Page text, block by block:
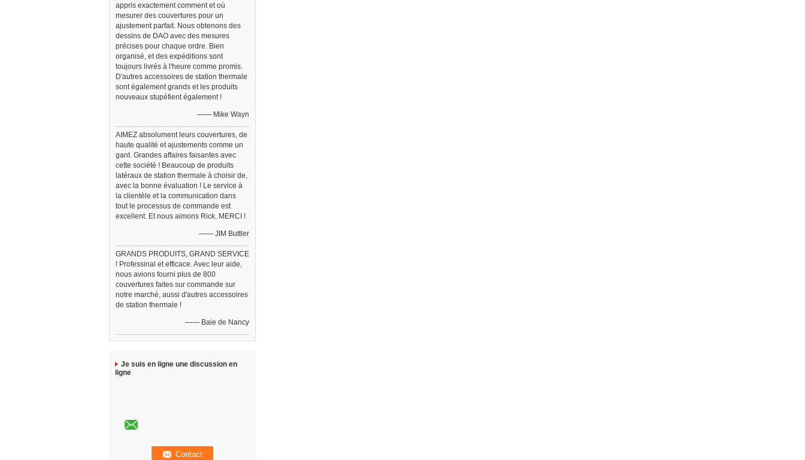
appris exactement comment et où
mesurer des couvertures pour un
ajustement parfait. Nous obtenons des
dessins de DAO avec des mesures
précises pour chaque ordre. Bien
organisé, et des expéditions sont
toujours livrés à l'heure comme promis.
D'autres accessoires de station thermale
sont également grands et les produits
nouveaux stupéfient également !
—— Mike Wayn
AIMEZ absolument leurs couvertures, de
haute qualité et ajustements comme un
gant. Grandes affaires faisantes avec
cette société ! Beaucoup de produits
latéraux de station thermale à choisir de,
avec la bonne évaluation ! Le service à
la clientèle et la communication dans
tout le processus de commande est
excellent. Et nous aimons Rick, MERCI !
—— JIM Buttler
GRANDS PRODUITS, GRAND SERVICE
! Professinal et efficace. Avec leur aide,
nous avions fourni plus de 800
couvertures faites sur commande sur
notre marché, aussi d'autres accessoires
de station thermale !
—— Baie de Nancy
Je suis en ligne une discussion en
ligne